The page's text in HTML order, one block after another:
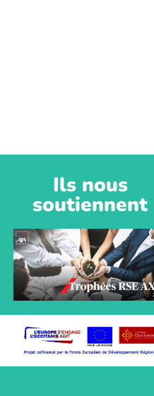
Ils nous
soutiennent